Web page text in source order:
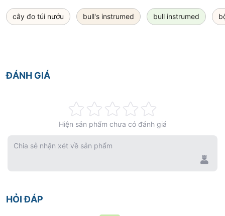
cây đo túi nướu bull's instrumed bull instrumed
ĐÁNH GIÁ
0%
Hiện sản phẩm chưa có đánh giá
Chia sẻ nhận xét về sản phẩm
HỎI ĐÁP